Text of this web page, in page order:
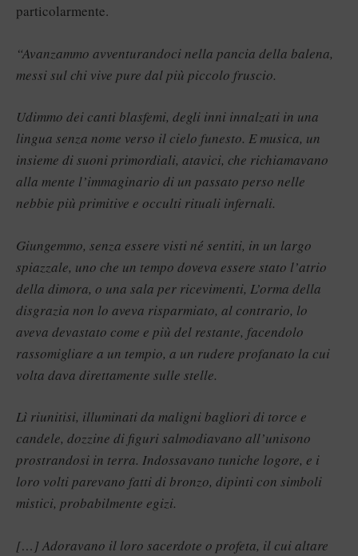
particolarmente.
“Avanzammo avventurandoci nella pancia della balena,
messi sul chi vive pure dal più piccolo fruscio.
Udimmo dei canti blasfemi, degli inni innalzati in una
lingua senza nome verso il cielo funesto. E musica, un
insieme di suoni primordiali, atavici, che richiamavano
alla mente l’immaginario di un passato perso nelle
nebbie più primitive e occulti rituali infernali.
Giungemmo, senza essere visti né sentiti, in un largo
spiazzale, uno che un tempo doveva essere stato l’atrio
della dimora, o una sala per ricevimenti, L’orma della
disgrazia non lo aveva risparmiato, al contrario, lo
aveva devastato come e più del restante, facendolo
rassomigliare a un tempio, a un rudere profanato la cui
volta dava direttamente sulle stelle.
Lì riunitisi, illuminati da maligni bagliori di torce e
candele, dozzine di figuri salmodiavano all’unisono
prostrandosi in terra. Indossavano tuniche logore, e i
loro volti parevano fatti di bronzo, dipinti con simboli
mistici, probabilmente egizi.
[…] Adoravano il loro sacerdote o profeta, il cui altare